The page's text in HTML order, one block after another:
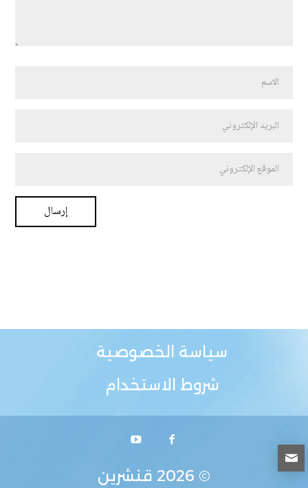
سياسة الخصوصية
شروط الاستخدام
© 2026 قنشرين